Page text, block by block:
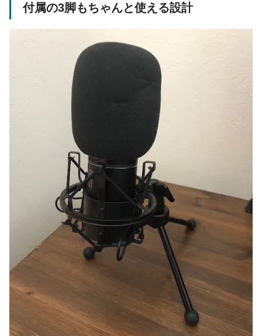
付属の3脚もちゃんと使える設計